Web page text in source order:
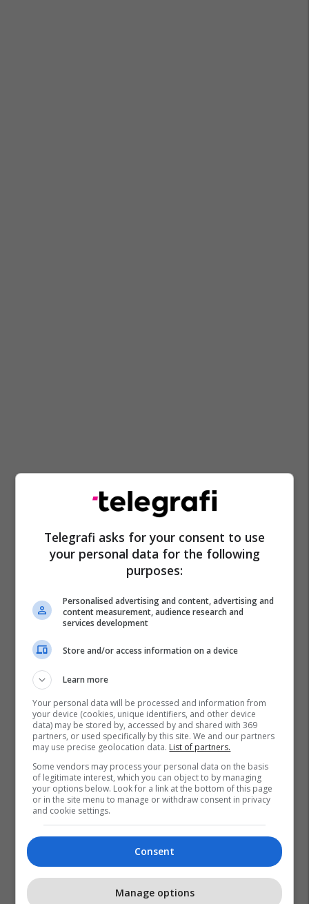
Alfabeti Shqip
Telegrafi asks for your consent to use
your personal data for the following
purposes:
Personalised advertising and content, advertising and
content measurement, audience research and
services development
Store and/or access information on a device
Learn more
Your personal data will be processed and information from
your device (cookies, unique identifiers, and other device
data) may be stored by, accessed by and shared with 369
partners, or used specifically by this site. We and our partners
may use precise geolocation data. List of partners.
Some vendors may process your personal data on the basis
of legitimate interest, which you can object to by managing
your options below. Look for a link at the bottom of this page
or in the site menu to manage or withdraw consent in privacy
and cookie settings.
Consent
Manage options